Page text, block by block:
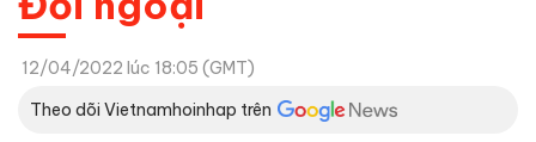
12/04/2022 lúc 18:05 (GMT)
Theo dõi Vietnamhoinhap trên